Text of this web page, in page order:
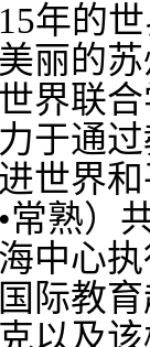
年的
丽的
界联
于通
世界
常熟）
中心
际教
以及